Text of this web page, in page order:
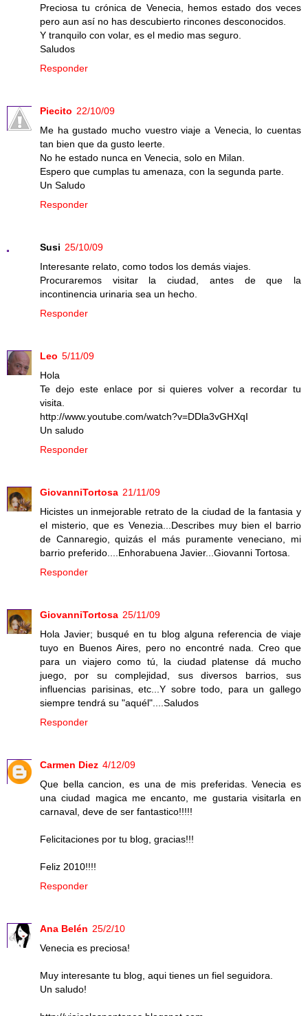
Preciosa tu crónica de Venecia, hemos estado dos veces
pero aun así no has descubierto rincones desconocidos.
Y tranquilo con volar, es el medio mas seguro.
Saludos
Responder
Piecito 22/10/09
Me ha gustado mucho vuestro viaje a Venecia, lo cuentas
tan bien que da gusto leerte.
No he estado nunca en Venecia, solo en Milan.
Espero que cumplas tu amenaza, con la segunda parte.
Un Saludo
Responder
Susi 25/10/09
Interesante relato, como todos los demás viajes.
Procuraremos visitar la ciudad, antes de que la
incontinencia urinaria sea un hecho.
Responder
Leo 5/11/09
Hola
Te dejo este enlace por si quieres volver a recordar tu
visita.
http://www.youtube.com/watch?v=DDla3vGHXqI
Un saludo
Responder
GiovanniTortosa 21/11/09
Hicistes un inmejorable retrato de la ciudad de la fantasia y
el misterio, que es Venezia...Describes muy bien el barrio
de Cannaregio, quizás el más puramente veneciano, mi
barrio preferido....Enhorabuena Javier...Giovanni Tortosa.
Responder
GiovanniTortosa 25/11/09
Hola Javier; busqué en tu blog alguna referencia de viaje
tuyo en Buenos Aires, pero no encontré nada. Creo que
para un viajero como tú, la ciudad platense dá mucho
juego, por su complejidad, sus diversos barrios, sus
influencias parisinas, etc...Y sobre todo, para un gallego
siempre tendrá su "aquél"....Saludos
Responder
Carmen Diez 4/12/09
Que bella cancion, es una de mis preferidas. Venecia es
una ciudad magica me encanto, me gustaria visitarla en
carnaval, deve de ser fantastico!!!!!
Felicitaciones por tu blog, gracias!!!
Feliz 2010!!!!
Responder
Ana Belén 25/2/10
Venecia es preciosa!
Muy interesante tu blog, aqui tienes un fiel seguidora.
Un saludo!